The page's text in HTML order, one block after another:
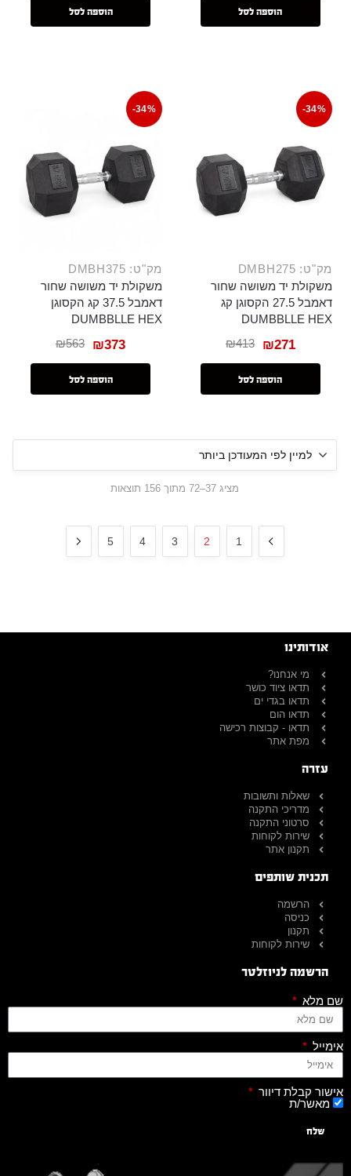
הוספה לסל הוספה לסל
-34%
מק"ט: DMBH275
משקולת יד משושה שחור
דאמבל 27.5 הקסוגן קג
DUMBBLLE HEX
₪413 ₪271
הוספה לסל
-34%
מק"ט: DMBH375
משקולת יד משושה שחור
דאמבל 37.5 קג הקסוגן
DUMBBLLE HEX
₪563 ₪373
הוספה לסל
מציג 37–72 מתוך 156 תוצאות
1
2
3
4
5
אודותינו
מי אנחנו?
תדאו ציוד כושר
תדאו בגדי ים
תדאו הום
תדאו - קבוצות רכישה
מפת אתר
עזרה
שאלות ותשובות
מדריכי התקנה
סרטוני התקנה
שירות לקוחות
תקנון אתר
תכנית שותפים
הרשמה
כניסה
תקנון
שירות לקוחות
הרשמה לניוזלטר
שם מלא
אימייל
אישור קבלת דיוור
מאשר/ת
שלח